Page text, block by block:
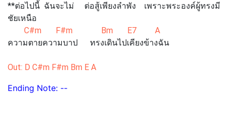
**ต่อไปนี้ ฉันจะไม่ ต่อสู้เพียงลำพัง เพราะพระองค์ผู้ทรงมี
ชัยเหนือ
C#m F#m Bm E7 A
ความตายความบาป ทรงเดินไปเคียงข้างฉัน
Out: D C#m F#m Bm E A
Ending Note: --